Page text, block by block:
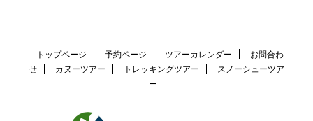
トップページ 予約ページ ツアーカレンダー
お問合わ
せ
カヌーツアー トレッキングツアー
スノーシューツア
ー